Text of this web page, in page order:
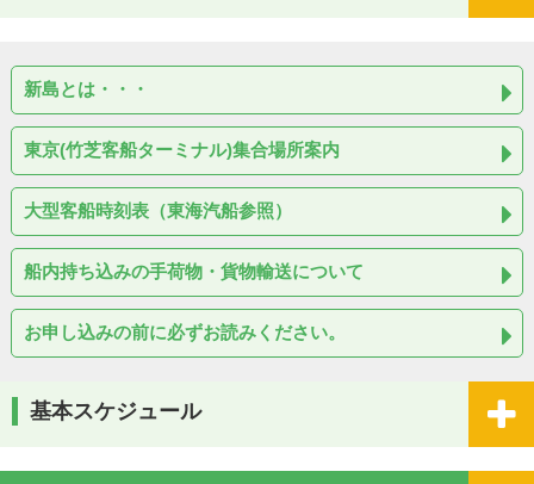
新島とは・・・
東京(竹芝客船ターミナル)集合場所案内
大型客船時刻表（東海汽船参照）
船内持ち込みの手荷物・貨物輸送について
お申し込みの前に必ずお読みください。
基本スケジュール